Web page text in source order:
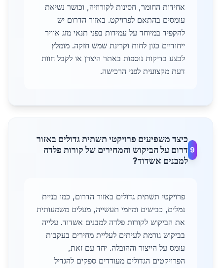
אחידות החומר, חסינות לקורוזיה, וכושר נשיאת
עומסים בהתאם לפרויקט. באזור הדרום יש
להקפיד במיוחד על עמידות בפני תנאי מזג אוויר
ייחודיים כגון לחות וקרינת שמש חזקה. מומלץ
לבצע בדיקות נוספות באתר היצרן או לקבל חוות
דעת מקצועית לפני הרכישה.
9
כיצד משפיעים פרויקטי תשתית גדולים באזור
דרום על הביקוש והמחירים של קורות פלדה
למבנים אשדוד?
פרויקטי תשתית גדולים באזור הדרום, כמו בניית
נמלים, כבישים ומיזמי תעשייה, מעלים משמעותית
את הביקוש לקורות פלדה למבנים אשדוד. עלייה
בביקוש גורמת לעיתים לעליית מחירים בעקבות
עומס על הייצור וההובלה. יחד עם זאת,
הפרויקטים הגדולים מעודדים ספקים להגדיל